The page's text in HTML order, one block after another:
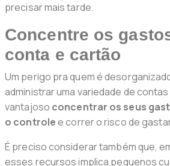
precisar mais tarde.
Concentre os
conta e cartão
Um perigo pra quem é
administrar uma variedade de
vantajoso concentrar os seus
o controlee correr o risco de
É preciso considerar também que,
esses recursos implica pequenos